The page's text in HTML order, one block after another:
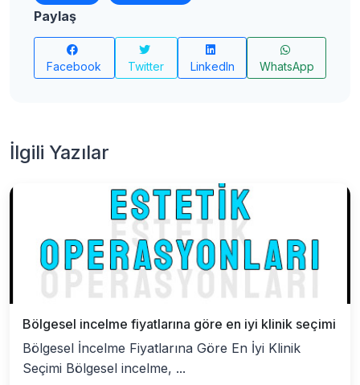
Paylaş
Facebook Twitter LinkedIn WhatsApp
İlgili Yazılar
Bölgesel incelme fiyatlarına göre en iyi klinik seçimi
Bölgesel İncelme Fiyatlarına Göre En İyi Klinik
Seçimi Bölgesel incelme, ...